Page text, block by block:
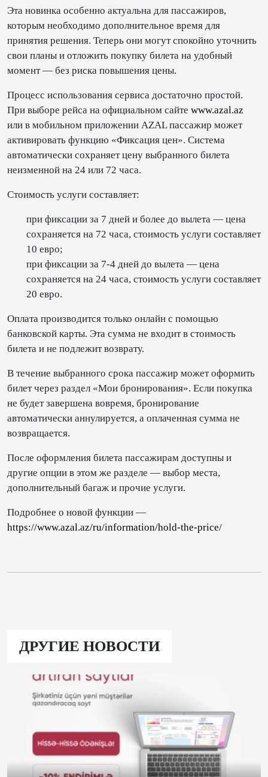
Эта новинка особенно актуальна для пассажиров,
которым необходимо дополнительное время для
принятия решения. Теперь они могут спокойно уточнить
свои планы и отложить покупку билета на удобный
момент — без риска повышения цены.
Процесс использования сервиса достаточно простой.
При выборе рейса на официальном сайте www.azal.az
или в мобильном приложении AZAL пассажир может
активировать функцию «Фиксация цен». Система
автоматически сохраняет цену выбранного билета
неизменной на 24 или 72 часа.
Стоимость услуги составляет:
при фиксации за 7 дней и более до вылета — цена
сохраняется на 72 часа, стоимость услуги составляет
10 евро;
при фиксации за 7-4 дней до вылета — цена
сохраняется на 24 часа, стоимость услуги составляет
20 евро.
Оплата производится только онлайн с помощью
банковской карты. Эта сумма не входит в стоимость
билета и не подлежит возврату.
В течение выбранного срока пассажир может оформить
билет через раздел «Мои бронирования». Если покупка
не будет завершена вовремя, бронирование
автоматически аннулируется, а оплаченная сумма не
возвращается.
После оформления билета пассажирам доступны и
другие опции в этом же разделе — выбор места,
дополнительный багаж и прочие услуги.
Подробнее о новой функции —
https://www.azal.az/ru/information/hold-the-price/
ДРУГИЕ НОВОСТИ